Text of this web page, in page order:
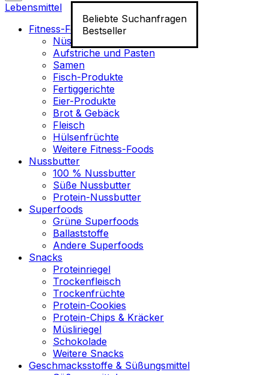
Beliebte Suchanfragen
Bestseller
Lebensmittel
Fitness-Food
Nüsse
Aufstriche und Pasten
Samen
Fisch-Produkte
Fertiggerichte
Eier-Produkte
Brot & Gebäck
Fleisch
Hülsenfrüchte
Weitere Fitness-Foods
Nussbutter
100 % Nussbutter
Süße Nussbutter
Protein-Nussbutter
Superfoods
Grüne Superfoods
Ballaststoffe
Andere Superfoods
Snacks
Proteinriegel
Trockenfleisch
Trockenfrüchte
Protein-Cookies
Protein-Chips & Kräcker
Müsliriegel
Schokolade
Weitere Snacks
Geschmacksstoffe & Süßungsmittel